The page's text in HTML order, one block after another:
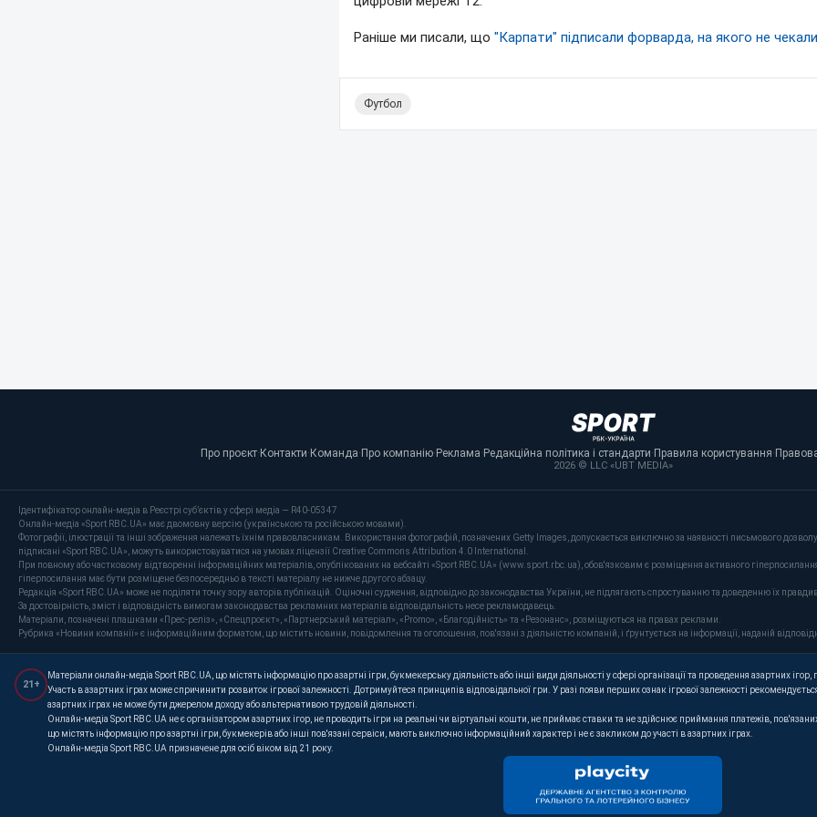
Раніше ми писали, що "Карпати" підписали форварда, на якого не чекали
Футбол
Про проєкт·Контакти·Команда·Про компанію·Реклама·Редакційна політика і стандарти·Правила користування·
2026 © LLC «UBT MEDIA»
Ідентифікатор онлайн-медіа в Реєстрі суб’єктів у сфері медіа — R40-05347
Онлайн-медіа «Sport RBC.UA» має двомовну версію (українською та російською мовами).
Фотографії, ілюстрації та інші зображення належать їхнім правовласникам. Використання фотографій, позначених Getty Images, допускається виключно за наявності письмового
підписані «Sport RBC.UA», можуть використовуватися на умовах ліцензії Creative Commons Attribution 4.0 International.
При повному або частковому відтворенні інформаційних матеріалів, опублікованих на вебсайті «Sport RBC.UA» (www.sport.rbc.ua), обов'язковим є розміщення активного
гіперпосилання має бути розміщене безпосередньо в тексті матеріалу не нижче другого абзацу.
Редакція «Sport RBC.UA» може не поділяти точку зору авторів публікацій. Оціночні судження, відповідно до законодавства України, не підлягають спростуванню та доведенню їх
За достовірність, зміст і відповідність вимогам законодавства рекламних матеріалів відповідальність несе рекламодавець.
Матеріали, позначені плашками «Прес-реліз», «Спецпроєкт», «Партнерський матеріал», «Promo», «Благодійність» та «Резонанс», розміщуються на правах реклами.
Рубрика «Новини компанії» є інформаційним форматом, що містить новини, повідомлення та оголошення, пов'язані з діяльністю компаній, і ґрунтується на інформації, наданій
21+
Матеріали онлайн-медіа Sport RBC.UA, що містять інформацію про азартні ігри, букмекерську діяльність або інші види діяльності у сфері організації та проведення азартних
Участь в азартних іграх може спричинити розвиток ігрової залежності. Дотримуйтеся принципів відповідальної гри. У разі появи перших ознак ігрової залежності
азартних іграх не може бути джерелом доходу або альтернативою трудовій діяльності.
Онлайн-медіа Sport RBC.UA не є організатором азартних ігор, не проводить ігри на реальні чи віртуальні кошти, не приймає ставки та не здійснює приймання платежів,
що містять інформацію про азартні ігри, букмекерів або інші пов'язані сервіси, мають виключно інформаційний характер і не є закликом до участі в азартних іграх.
Онлайн-медіа Sport RBC.UA призначене для осіб віком від 21 року.